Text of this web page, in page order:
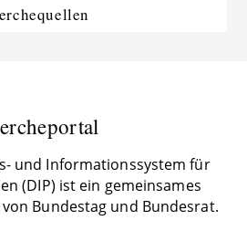
und Informationssystem für
(DIP) ist ein gemeinsames
Bundestag und Bundesrat.